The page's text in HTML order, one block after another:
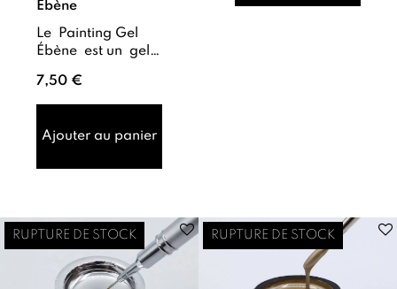
Ébène
Le Painting Gel
Ébène est un gel
conçu pour réaliser
des nail arts précis
ou...
7,50 €
Ajouter au panier
RUPTURE DE STOCK RUPTURE DE STOCK